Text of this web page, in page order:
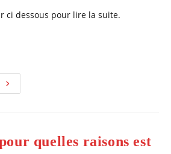
ci dessous pour lire la suite.
Comment
Soigner
Perdue »!quelles raisons est